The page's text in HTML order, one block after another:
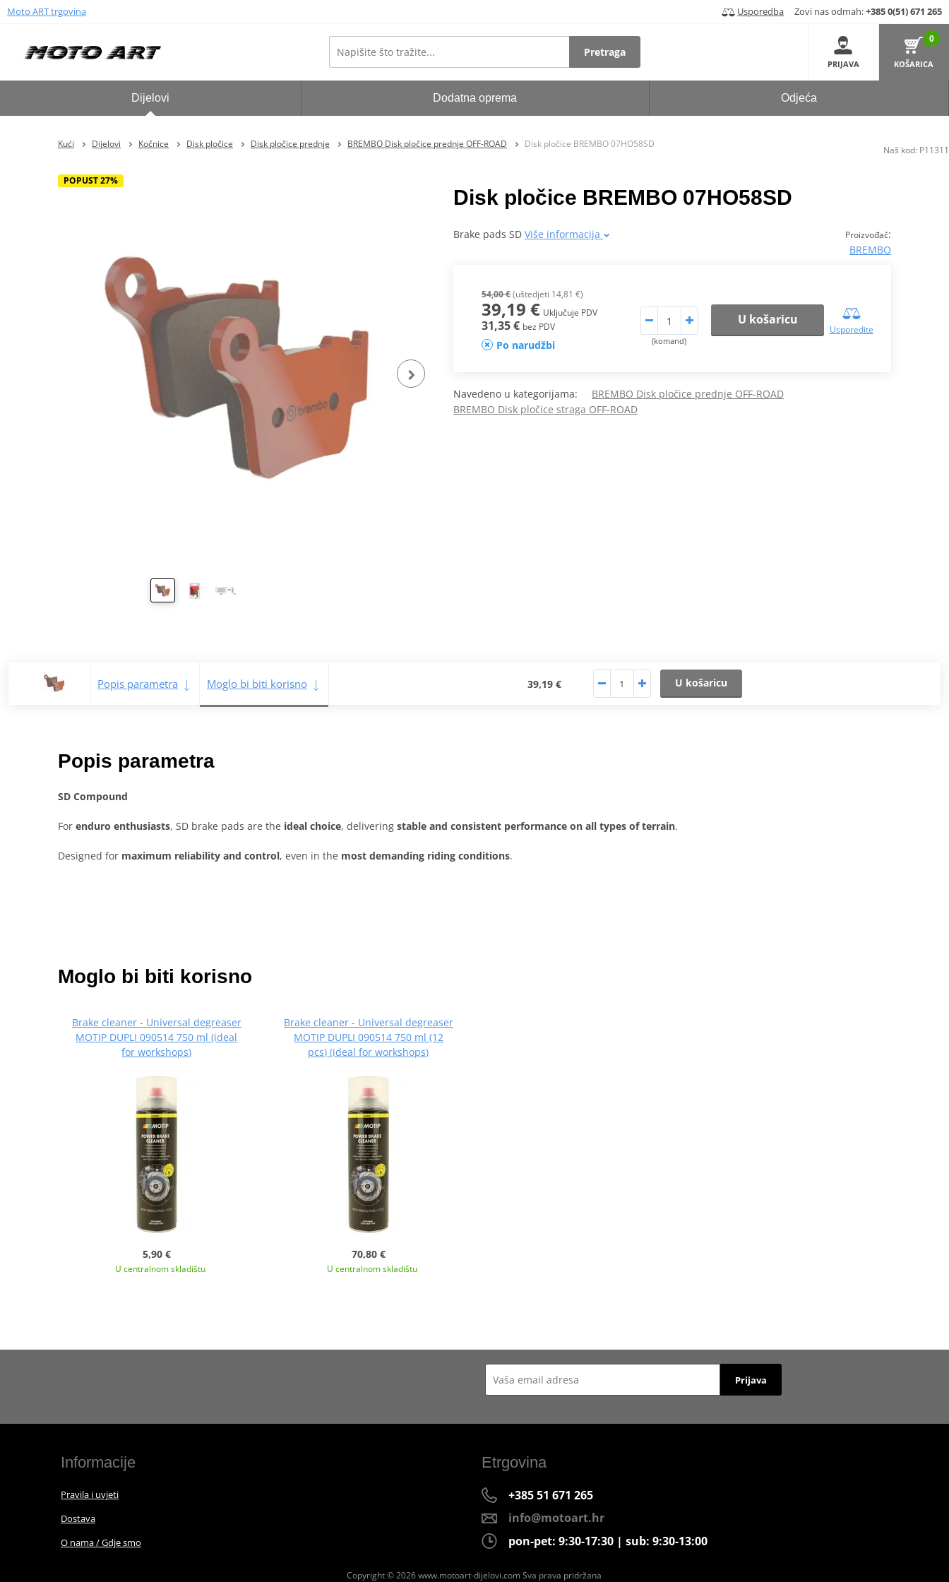
Moto ART trgovina Usporedba Zovi nas odmah:+385 0(51) 671 265
Pretraga
PRIJAVA
0
KOŠARICA
Dijelovi Dodatna oprema Odjeća
Kući Dijelovi Kočnice Disk pločice Disk pločice prednje BREMBO Disk pločice prednje OFF-ROAD Disk pločice BREMBO 07HO58SD
POPUST 27%
Disk pločice BREMBO 07HO58SD
Proizvođač:
BREMBO
Brake pads SD Više informacija
54,00 €(uštedjeti 14,81 €)
39,19 € Uključuje PDV
31,35 € bez PDV
Po narudžbi (komand)
U košaricu
Usporedite
Navedeno u kategorijama: BREMBO Disk pločice prednje OFF-ROAD
BREMBO Disk pločice straga OFF-ROAD
Popis parametra Moglo bi biti korisno 39,19 € U košaricu
Popis parametra
SD Compound
For enduro enthusiasts, SD brake pads are the ideal choice, delivering stable and consistent performance on all types of terrain.
Designed for maximum reliability and control, even in the most demanding riding conditions.
Naš kod: P11311
Moglo bi biti korisno
Brake cleaner - Universal degreaser
MOTIP DUPLI 090514 750 ml (ideal
for workshops)
5,90 €
U centralnom skladištu
Brake cleaner - Universal degreaser
MOTIP DUPLI 090514 750 ml (12
pcs) (ideal for workshops)
70,80 €
U centralnom skladištu
Prijava
Informacije
Pravila i uvjeti
Dostava
O nama / Gdje smo
Etrgovina
+385 51 671 265
info@motoart.hr
pon-pet: 9:30-17:30 | sub: 9:30-13:00
Copyright © 2026 www.motoart-dijelovi.com Sva prava pridržana